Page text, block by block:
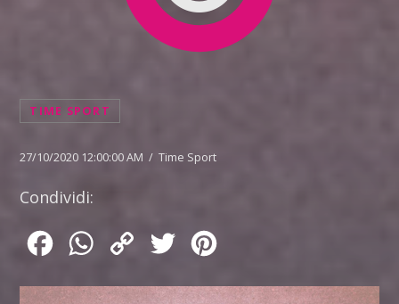
TIME SPORT
27/10/2020 12:00:00 AM / Time Sport
Condividi:
FacebookWhatsApp
Copy
Twitter